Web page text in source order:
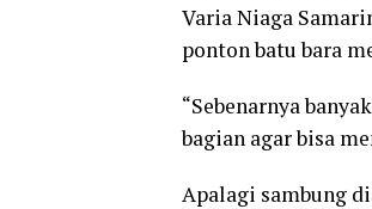
Varia Niaga
ponton batu bara
“Sebenarnya
bagian agar bisa
Apalagi sambung